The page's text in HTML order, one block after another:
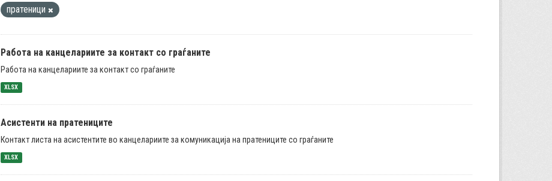
пратеници
Работа на канцелариите за контакт со граѓаните
Работа на канцелариите за контакт со граѓаните
XLSX
Асистенти на пратениците
Контакт листа на асистентите во канцелариите за комуникација на пратениците со граѓаните
XLSX